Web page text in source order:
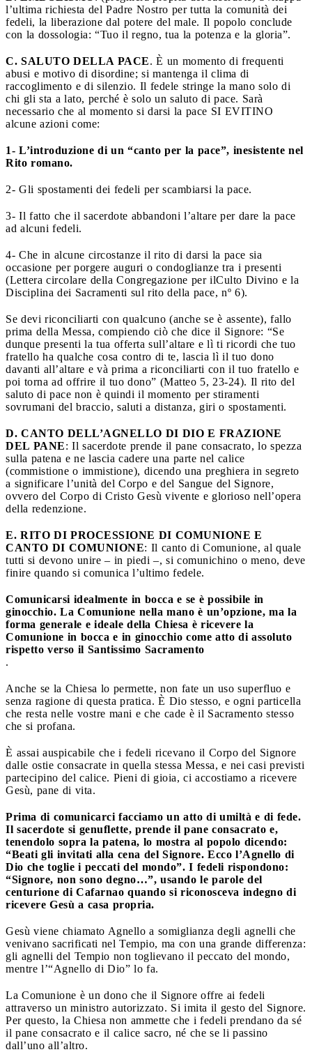
l’ultima richiesta del Padre Nostro per tutta la comunità dei
fedeli, la liberazione dal potere del male. Il popolo conclude
con la dossologia: “Tuo il regno, tua la potenza e la gloria”.
C. SALUTO DELLA PACE. È un momento di frequenti
abusi e motivo di disordine; si mantenga il clima di
raccoglimento e di silenzio. Il fedele stringe la mano solo di
chi gli sta a lato, perché è solo un saluto di pace. Sarà
necessario che al momento si darsi la pace SI EVITINO
alcune azioni come:
1- L’introduzione di un “canto per la pace”, inesistente nel
Rito romano.
2- Gli spostamenti dei fedeli per scambiarsi la pace.
3- Il fatto che il sacerdote abbandoni l’altare per dare la pace
ad alcuni fedeli.
4- Che in alcune circostanze il rito di darsi la pace sia
occasione per porgere auguri o condoglianze tra i presenti
(Lettera circolare della Congregazione per ilCulto Divino e la
Disciplina dei Sacramenti sul rito della pace, nº 6).
Se devi riconciliarti con qualcuno (anche se è assente), fallo
prima della Messa, compiendo ciò che dice il Signore: “Se
dunque presenti la tua offerta sull’altare e lì ti ricordi che tuo
fratello ha qualche cosa contro di te, lascia lì il tuo dono
davanti all’altare e và prima a riconciliarti con il tuo fratello e
poi torna ad offrire il tuo dono” (Matteo 5, 23-24). Il rito del
saluto di pace non è quindi il momento per stiramenti
sovrumani del braccio, saluti a distanza, giri o spostamenti.
D. CANTO DELL’AGNELLO DI DIO E FRAZIONE
DEL PANE: Il sacerdote prende il pane consacrato, lo spezza
sulla patena e ne lascia cadere una parte nel calice
(commistione o immistione), dicendo una preghiera in segreto
a significare l’unità del Corpo e del Sangue del Signore,
ovvero del Corpo di Cristo Gesù vivente e glorioso nell’opera
della redenzione.
E. RITO DI PROCESSIONE DI COMUNIONE E
CANTO DI COMUNIONE: Il canto di Comunione, al quale
tutti si devono unire – in piedi –, si comunichino o meno, deve
finire quando si comunica l’ultimo fedele.
Comunicarsi idealmente in bocca e se è possibile in
ginocchio. La Comunione nella mano è un’opzione, ma la
forma generale e ideale della Chiesa è ricevere la
Comunione in bocca e in ginocchio come atto di assoluto
rispetto verso il Santissimo Sacramento
.
Anche se la Chiesa lo permette, non fate un uso superfluo e
senza ragione di questa pratica. È Dio stesso, e ogni particella
che resta nelle vostre mani e che cade è il Sacramento stesso
che si profana.
È assai auspicabile che i fedeli ricevano il Corpo del Signore
dalle ostie consacrate in quella stessa Messa, e nei casi previsti
partecipino del calice. Pieni di gioia, ci accostiamo a ricevere
Gesù, pane di vita.
Prima di comunicarci facciamo un atto di umiltà e di fede.
Il sacerdote si genuflette, prende il pane consacrato e,
tenendolo sopra la patena, lo mostra al popolo dicendo:
“Beati gli invitati alla cena del Signore. Ecco l’Agnello di
Dio che toglie i peccati del mondo”. I fedeli rispondono:
“Signore, non sono degno…”, usando le parole del
centurione di Cafarnao quando si riconosceva indegno di
ricevere Gesù a casa propria.
Gesù viene chiamato Agnello a somiglianza degli agnelli che
venivano sacrificati nel Tempio, ma con una grande differenza:
gli agnelli del Tempio non toglievano il peccato del mondo,
mentre l’“Agnello di Dio” lo fa.
La Comunione è un dono che il Signore offre ai fedeli
attraverso un ministro autorizzato. Si imita il gesto del Signore.
Per questo, la Chiesa non ammette che i fedeli prendano da sé
il pane consacrato e il calice sacro, né che se li passino
dall’uno all’altro.